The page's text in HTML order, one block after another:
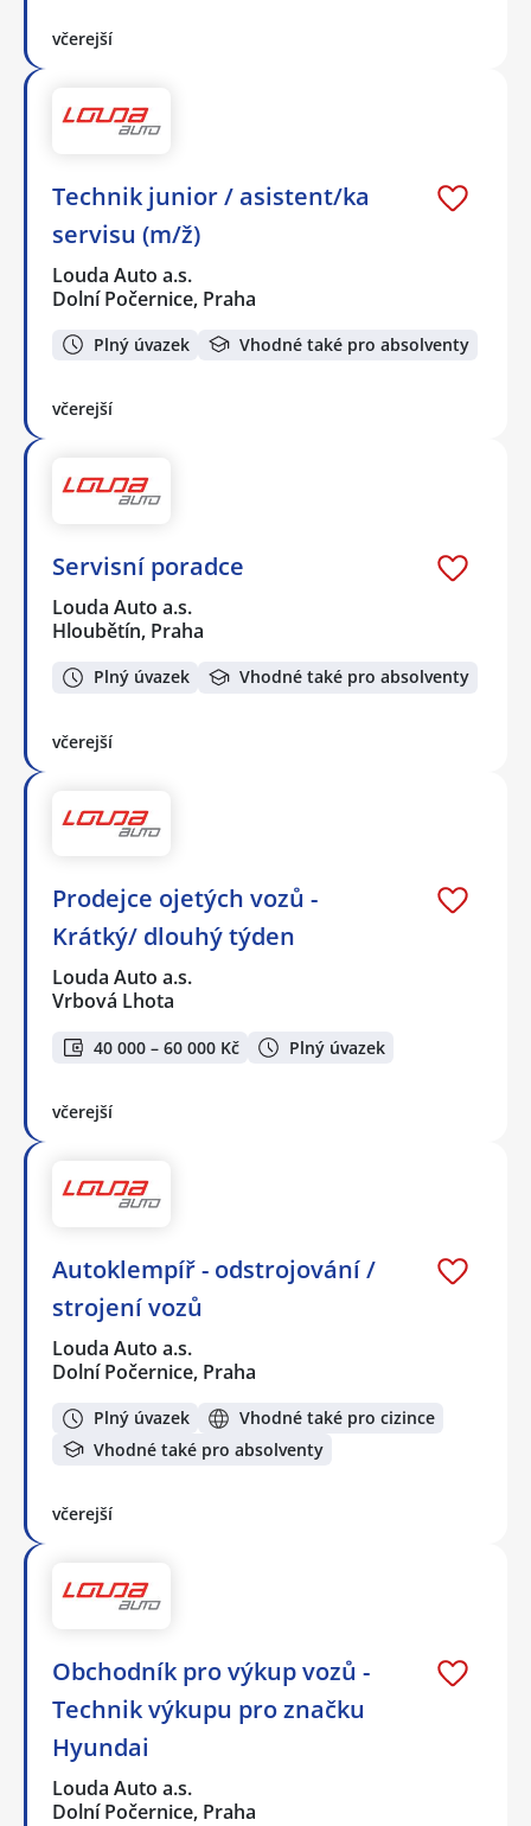
včerejší
Technik junior / asistent/ka
servisu (m/ž)
Louda Auto a.s.
Dolní Počernice, Praha
Plný úvazek Vhodné také pro absolventy
včerejší
Servisní poradce
Louda Auto a.s.
Hloubětín, Praha
Plný úvazek Vhodné také pro absolventy
včerejší
Prodejce ojetých vozů -
Krátký/ dlouhý týden
Louda Auto a.s.
Vrbová Lhota
40 000 – 60 000 Kč Plný úvazek
včerejší
Autoklempíř - odstrojování /
strojení vozů
Louda Auto a.s.
Dolní Počernice, Praha
Plný úvazek
Vhodné také pro cizince
Vhodné také pro absolventy
včerejší
Obchodník pro výkup vozů -
Technik výkupu pro značku
Hyundai
Louda Auto a.s.
Dolní Počernice, Praha